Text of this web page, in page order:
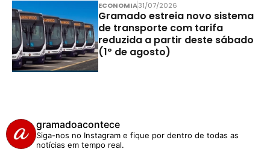
ECONOMIA31/07/2026
Gramado estreia novo sistema
de transporte com tarifa
reduzida a partir deste sábado
(1º de agosto)
gramadoacontece
Siga-nos no Instagram e fique por dentro de todas as
notícias em tempo real.